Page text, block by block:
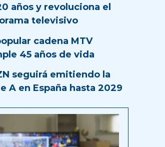
años y revoluciona el
televisivo
cadena MTV
45 años de vida
seguirá emitiendo la
A en España hasta 2029